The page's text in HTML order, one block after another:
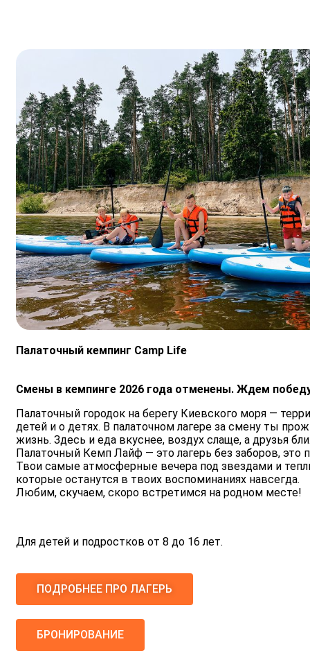
Палаточный кемпинг Camp Life
Смены в кемпинге 2026 года отменены. Ждем
Палаточный городок на берегу Киевского моря —
детей и о детях. В палаточном лагере за смену ты
жизнь. Здесь и еда вкуснее, воздух слаще, а друзья
Палаточный Кемп Лайф — это лагерь без заборов, это
Твои самые атмосферные вечера под звездами и
которые останутся в твоих воспоминаниях навсегда.
Любим, скучаем, скоро встретимся на родном месте!
Для детей и подростков от 8 до 16 лет.
ПОДРОБНЕЕ ПРО ЛАГЕРЬ
БРОНИРОВАНИЕ